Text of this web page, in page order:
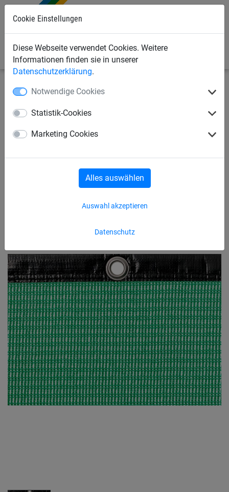
Cookie Einstellungen
Diese Webseite verwendet Cookies. Weitere
Informationen finden sie in unserer
Datenschutzerklärung.
Notwendige Cookies
Statistik-Cookies
Marketing Cookies
Datenschutz
Auswahl akzeptieren
Alles auswählen
Bauschutznetze
Planen für Industrie- und Baubereich
Plane aus PP-Raschelgewirke,
ca. 550 g/m²